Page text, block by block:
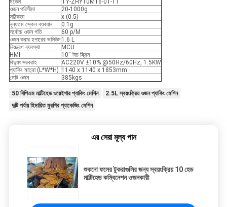
ওজন পরিসীমা
20-1000g
সঠিকতা
x (0.5)
নূন্যতম স্কেল ব্যবধান
0.1g
সর্বোচ্চ ওজন গতি
60 p/M
ওজন করার হপারের ভলিউম1.6 L
নিয়ন্ত্রণ ব্যবস্থা
MCU
HMI
10'' টাচ স্ক্রিন
বিদ্যুৎ সরবরাহ
AC220V ±10% @50Hz/60Hz, 1.5KW
প্যাকিং মাত্রা (L*W*H) 1140 x 1140 x 1853mm
মোট ওজন
385kgs
50 বিপিএম মাল্টিহেড ওয়েইগার প্যাকিং মেশিন
2.5L স্বয়ংক্রিয় ওজন প্যাকিং মেশিন
দুটি পর্যায় হিমায়িত মুরগির প্যাকেজিং মেশিন
এর সেরা মূল্য পান
শুকনো ফলের টুকরাগুলির জন্য স্বয়ংক্রিয় 10 হেড
মাল্টিহেড কম্বিনেশন ওজনকারী